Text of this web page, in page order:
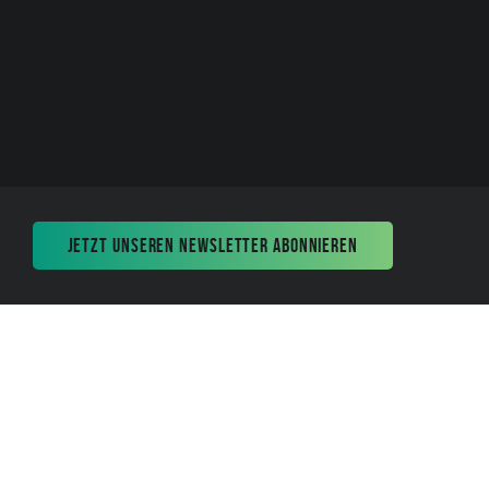
JETZT UNSEREN NEWSLETTER ABONNIEREN